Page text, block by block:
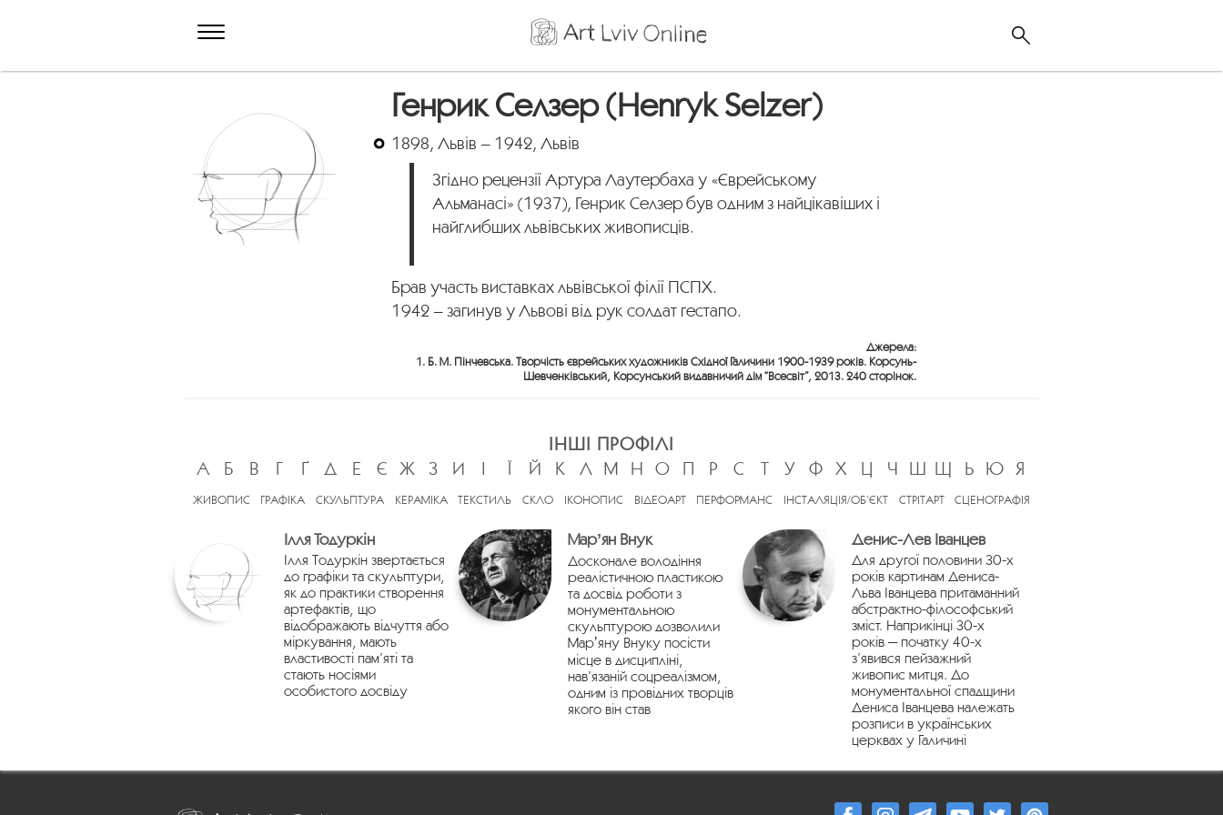
Генрик Селзер (Henryk Selzer)
1898, Львів – 1942, Львів
Згідно рецензії Артура Лаутербаха у «Єврейському
Альманасі» (1937), Генрик Селзер був одним з найцікавіших і
найглибших львівських живописців.
Брав участь виставках львівської філії ПСПХ.
1942 – загинув у Львові від рук солдат гестапо.
Джерела:
1. Б. М. Пінчевська. Творчість єврейських художників Східної Галичини 1900-1939 років. Корсунь-
Шевченківський, Корсунський видавничий дім “Всесвіт”, 2013. 240 сторінок.
ІНШІ ПРОФІЛІ
А
Б В Г Ґ Д Е Є Ж З И І Ї Й К Л М Н О П Р С Т У Ф Х Ц Ч Ш Щ Ь Ю Я
ЖИВОПИС ГРАФІКА СКУЛЬПТУРА КЕРАМІКА ТЕКСТИЛЬ СКЛО ІКОНОПИС ВІДЕОАРТ ПЕРФОРМАНС ІНСТАЛЯЦІЯ/ОБ’ЄКТ СТРІТАРТ СЦЕНОГРАФІЯ
Ілля Тодуркін
Ілля Тодуркін звертається
до графіки та скульптури,
як до практики створення
артефактів, що
відображають відчуття або
міркування, мають
властивості пам’яті та
стають носіями
особистого досвіду
Марʼян Внук
Досконале володіння
реалістичною пластикою
та досвід роботи з
монументальною
скульптурою дозволили
Марʼяну Внуку посісти
місце в дисципліні,
нав’язаній соцреалізмом,
одним із провідних творців
якого він став
Денис-Лев Іванцев
Для другої половини 30-х
років картинам Дениса-
Льва Іванцева притаманний
абстрактно-філософський
зміст. Наприкінці 30-х
років — початку 40-х
з’явився пейзажний
живопис митця. До
монументальної спадщини
Дениса Іванцева належать
розписи в українських
церквах у Галичині